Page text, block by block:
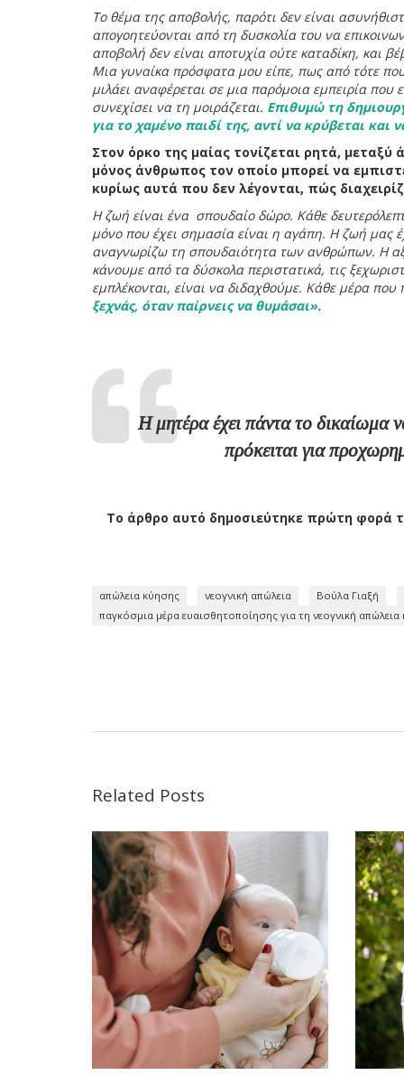
Το θέμα της αποβολής, παρότι δεν είναι
απογοητεύονται από τη δυσκολία του να
αποβολή δεν είναι αποτυχία ούτε καταδίκη, και
Μια γυναίκα πρόσφατα μου είπε, πως από τότε
μιλάει αναφέρεται σε μια παρόμοια εμπειρία που
συνεχίσει να τη μοιράζεται. Επιθυμώ τη
για το χαμένο παιδί της, αντί να κρύβεται και
Στον όρκο της μαίας τονίζεται ρητά,
μόνος άνθρωπος τον οποίο μπορεί να
κυρίως αυτά που δεν λέγονται, πώς
Η ζωή είναι ένα σπουδαίο δώρο. Κάθε
μόνο που έχει σημασία είναι η αγάπη. Η ζωή μας
αναγνωρίζω τη σπουδαιότητα των ανθρώπων. Η
κάνουμε από τα δύσκολα περιστατικά, τις
εμπλέκονται, είναι να διδαχθούμε. Κάθε μέρα
ξεχνάς, όταν παίρνεις να θυμάσαι».
Η μητέρα έχει πάντα το δικαίωμα να δει το παιδί της, να το κρατήσει στην αγκαλιά της (αν
πρόκειται για
Το άρθρο αυτό δημοσιεύτηκε πρώτη φορά
απώλεια κύησης νεογνική απώλεια
Βούλα Γιαξή
παγκόσμια μέρα ευαισθητοποίησης για τη νεογνική
Related Posts